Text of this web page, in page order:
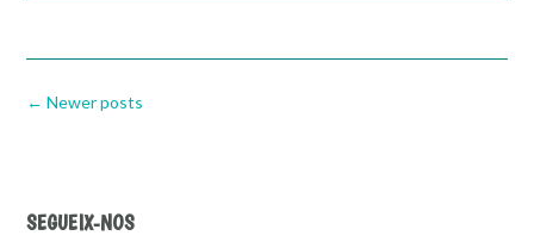
Posts
← Newer posts
SEGUEIX-NOS